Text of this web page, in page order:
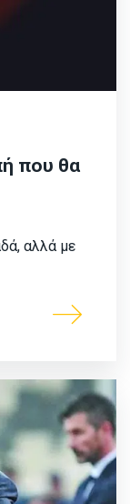
που θα
αλλά με